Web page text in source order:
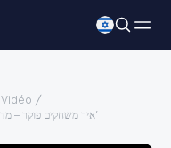
Vidéo
איך משחקים פוקר – מדריך חוקי פוקר טקסס הולדם מ-א’ עד ת’